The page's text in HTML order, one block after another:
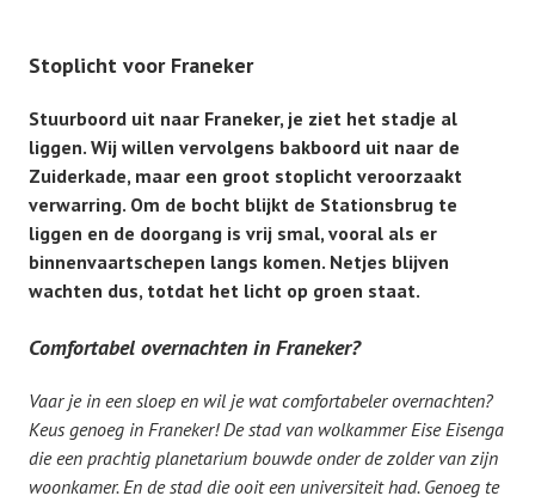
Stoplicht voor Franeker
Stuurboord uit naar Franeker, je ziet het stadje al
liggen. Wij willen vervolgens bakboord uit naar de
Zuiderkade, maar een groot stoplicht veroorzaakt
verwarring. Om de bocht blijkt de Stationsbrug te
liggen en de doorgang is vrij smal, vooral als er
binnenvaartschepen langs komen. Netjes blijven
wachten dus, totdat het licht op groen staat.
Comfortabel overnachten in Franeker?
Vaar je in een sloep en wil je wat comfortabeler overnachten?
Keus genoeg in Franeker! De stad van wolkammer Eise Eisenga
die een prachtig planetarium bouwde onder de zolder van zijn
woonkamer. En de stad die ooit een universiteit had. Genoeg te